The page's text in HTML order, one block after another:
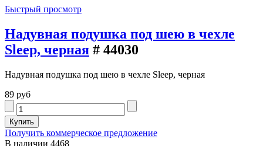
Быстрый просмотр
Надувная подушка под шею в чехле
Sleep, черная # 44030
Надувная подушка под шею в чехле Sleep, черная
89 руб
Получить коммерческое предложение
В наличии 4468